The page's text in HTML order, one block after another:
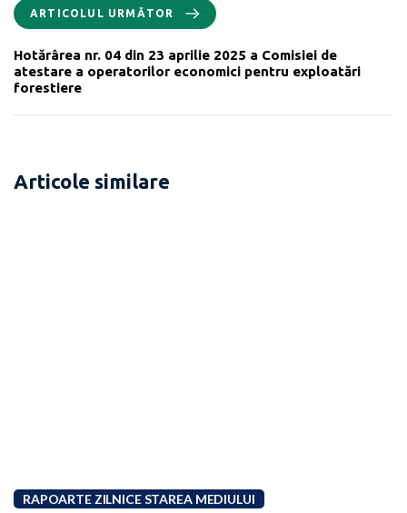
ARTICOLUL URMĂTOR
Hotărârea nr. 04 din 23 aprilie 2025 a Comisiei de
atestare a operatorilor economici pentru exploatări
forestiere
Articole similare
RAPOARTE ZILNICE STAREA MEDIULUI